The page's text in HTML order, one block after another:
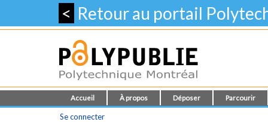
< Retour au portail
Accueil À propos Déposer Parcourir
Se connecter